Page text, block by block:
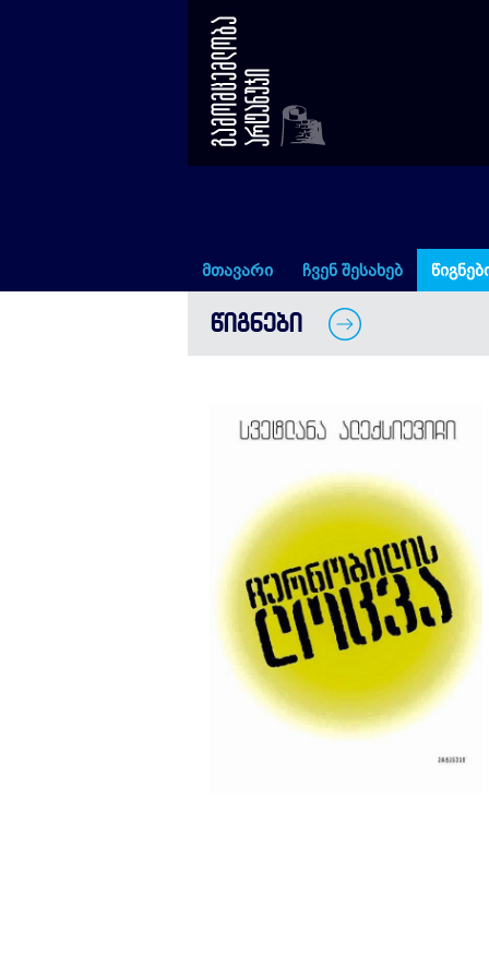
ჩერნობილის ლოცვა
მთავარი ჩვენ შესახებ
ᲬᲘᲒᲜᲔᲑᲘ